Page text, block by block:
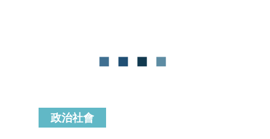
往的回覆也再次引起熱議。
政治社會